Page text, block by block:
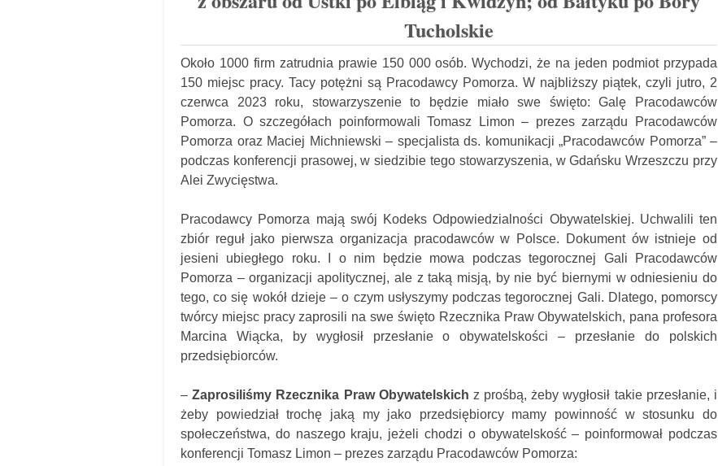
Tucholskie
Około 1000 firm zatrudnia prawie 150 000 osób. Wychodzi, że na jeden podmiot przypada
150 miejsc pracy. Tacy potężni są Pracodawcy Pomorza. W najbliższy piątek, czyli jutro, 2
czerwca 2023 roku, stowarzyszenie to będzie miało swe święto: Galę Pracodawców
Pomorza. O szczegółach poinformowali Tomasz Limon – prezes zarządu Pracodawców
Pomorza oraz Maciej Michniewski – specjalista ds. komunikacji „Pracodawców Pomorza” –
podczas konferencji prasowej, w siedzibie tego stowarzyszenia, w Gdańsku Wrzeszczu przy
Alei Zwycięstwa.
Pracodawcy Pomorza mają swój Kodeks Odpowiedzialności Obywatelskiej. Uchwalili ten
zbiór reguł jako pierwsza organizacja pracodawców w Polsce. Dokument ów istnieje od
jesieni ubiegłego roku. I o nim będzie mowa podczas tegorocznej Gali Pracodawców
Pomorza – organizacji apolitycznej, ale z taką misją, by nie być biernymi w odniesieniu do
tego, co się wokół dzieje – o czym usłyszymy podczas tegorocznej Gali. Dlatego, pomorscy
twórcy miejsc pracy zaprosili na swe święto Rzecznika Praw Obywatelskich, pana profesora
Marcina Wiącka, by wygłosił przesłanie o obywatelskości – przesłanie do polskich
przedsiębiorców.
–Zaprosiliśmy Rzecznika Praw Obywatelskich z prośbą, żeby wygłosił takie przesłanie, i
żeby powiedział trochę jaką my jako przedsiębiorcy mamy powinność w stosunku do
społeczeństwa, do naszego kraju, jeżeli chodzi o obywatelskość – poinformował podczas
konferencji Tomasz Limon – prezes zarządu Pracodawców Pomorza: